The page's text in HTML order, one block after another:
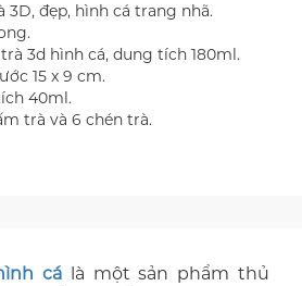
3D, đẹp, hình cá trang nhã.
3d hình cá, dung tích 180ml.
15 x 9 cm.
40ml.
trà và 6 chén trà.
cá là một sản phẩm thủ